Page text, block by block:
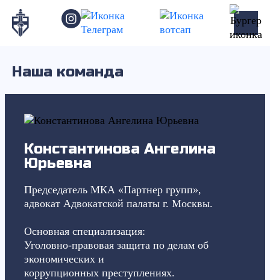
Адвокаты
Наша команда
Константинова Ангелина
Юрьевна
Председатель МКА «Партнер групп»,
адвокат Адвокатской палаты г. Москвы.
Основная специализация:
Уголовно-правовая защита по делам об
экономических и
коррупционных преступлениях.